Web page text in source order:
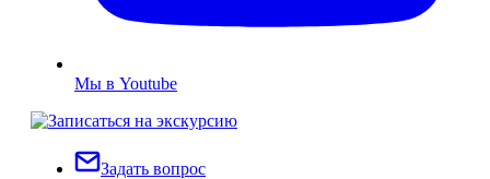
Мы в Youtube
Задать вопрос